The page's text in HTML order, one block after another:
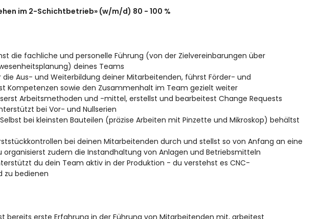
im 2-Schichtbetrieb» (w/m/d) 80 - 100 %
Tag
die fachliche und personelle Führung (von der Zielvereinbarungen über
deines Teams
die Aus- und Weiterbildung deiner Mitarbeitenden, führst Förder- und
Kompetenzen sowie den Zusammenhalt im Team gezielt weiter
Arbeitsmethoden und -mittel, erstellst und bearbeitest Change Requests
bei Vor- und Nullserien
Selbst bei kleinsten Bauteilen (präzise Arbeiten mit Pinzette und Mikroskop) behältst
bei deinen Mitarbeitenden durch und stellst so von Anfang an eine
organisierst zudem die Instandhaltung von Anlagen und Betriebsmitteln
du dein Team aktiv in der Produktion - du verstehst es CNC-
zu bedienen
bereits erste Erfahrung in der Führung von Mitarbeitenden mit, arbeitest